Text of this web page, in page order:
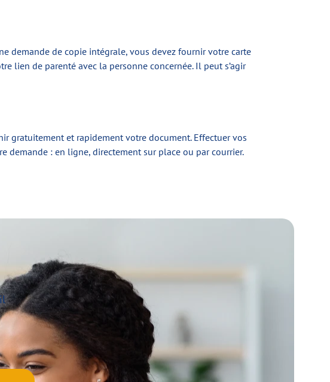
demande de copie intégrale, vous devez fournir votre carte
lien de parenté avec la personne concernée. Il peut s’agir
gratuitement et rapidement votre document. Effectuer vos
demande : en ligne, directement sur place ou par courrier.